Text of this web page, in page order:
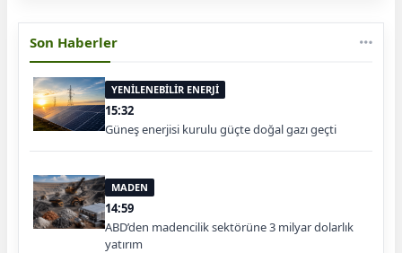
Son Haberler
YENİLENEBİLİR ENERJİ
15:32
Güneş enerjisi kurulu güçte doğal gazı geçti
MADEN
14:59
ABD’den madencilik sektörüne 3 milyar dolarlık
yatırım